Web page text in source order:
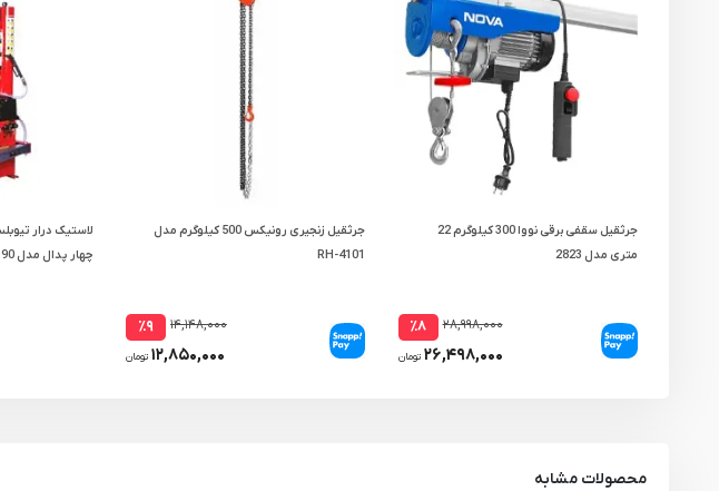
جرثقیل سقفی برقی نووا 300 کیلوگرم 22
متری مدل 2823
۲۸,۹۹۸,۰۰۰ ٪۸
۲۶,۴۹۸,۰۰۰ تومان
جرثقیل زنجیری رونیکس 500 کیلوگرم مدل
RH-4101
۱۴,۱۴۸,۰۰۰ ٪۹
۱۲,۸۵۰,۰۰۰ تومان
لاستیک درار
چهار پدال مدل MT190
محصولات مشابه